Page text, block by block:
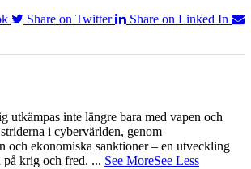
Share on Twitter
Share on Linked In
utkämpas inte längre bara med vapen och
i cybervärlden, genom
och ekonomiska sanktioner – en utveckling
på krig och fred. ... See MoreSee Less